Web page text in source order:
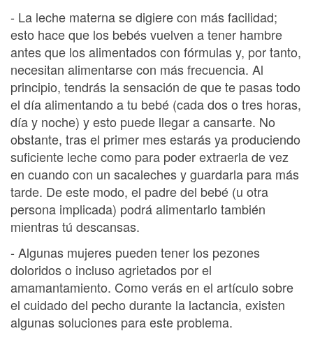
- La leche materna se digiere con más facilidad;
esto hace que los bebés vuelven a tener hambre
antes que los alimentados con fórmulas y, por tanto,
necesitan alimentarse con más frecuencia. Al
principio, tendrás la sensación de que te pasas todo
el día alimentando a tu bebé (cada dos o tres horas,
día y noche) y esto puede llegar a cansarte. No
obstante, tras el primer mes estarás ya produciendo
suficiente leche como para poder extraerla de vez
en cuando con un sacaleches y guardarla para más
tarde. De este modo, el padre del bebé (u otra
persona implicada) podrá alimentarlo también
mientras tú descansas.
- Algunas mujeres pueden tener los pezones
doloridos o incluso agrietados por el
amamantamiento. Como verás en el artículo sobre
el cuidado del pecho durante la lactancia, existen
algunas soluciones para este problema.